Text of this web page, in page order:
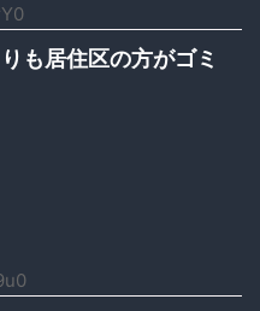
も居住区の方がゴミ